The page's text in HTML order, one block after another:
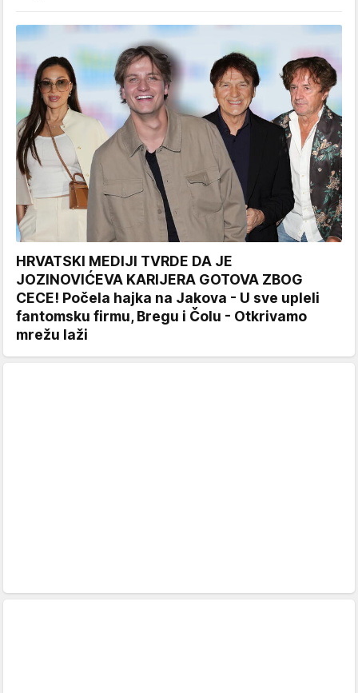
HRVATSKI MEDIJI TVRDE DA JE
JOZINOVIĆEVA KARIJERA GOTOVA ZBOG
CECE! Počela hajka na Jakova - U sve upleli
fantomsku firmu, Bregu i Čolu - Otkrivamo
mrežu laži